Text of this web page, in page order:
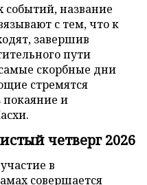
событий, название
с тем, что к
завершив
пути
скорбные дни
стремятся
покаяние и
четверг 2026
в
совершается